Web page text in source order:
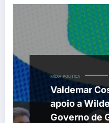
MÍDIA POLÍTICA
Valdemar
apoio a
Governo de